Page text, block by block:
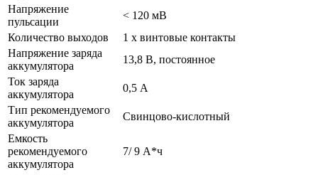
Напряжение
пульсации
< 120 мВ
Количество выходов
1 x винтовые контакты
Напряжение заряда
аккумулятора
13,8 В, постоянное
Ток заряда
аккумулятора
0,5 А
Тип рекомендуемого
аккумулятора
Свинцово-кислотный
Емкость
рекомендуемого
аккумулятора
7/ 9 А*ч